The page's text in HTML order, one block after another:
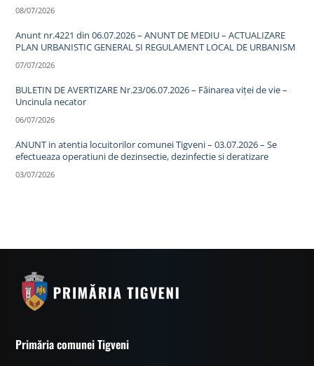
08/07/2026
Anunt nr.4221 din 06.07.2026 – ANUNT DE MEDIU – ACTUALIZARE
PLAN URBANISTIC GENERAL SI REGULAMENT LOCAL DE URBANISM
07/07/2026
BULETIN DE AVERTIZARE Nr.23/06.07.2026 – Făinarea viței de vie –
Uncinula necator
06/07/2026
ANUNT in atentia locuitorilor comunei Tigveni – 03.07.2026 – Se
efectueaza operatiuni de dezinsectie, dezinfectie si deratizare
03/07/2026
Primăria comunei Tigveni